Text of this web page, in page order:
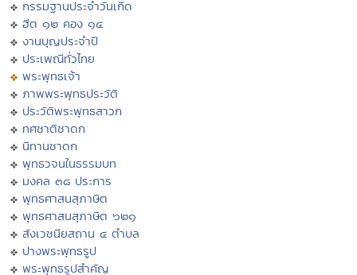
กรรมฐานประจำวันเกิด
ฮีต ๑๒ คอง ๑๔
งานบุญประจำปี
ประเพณีทั่วไทย
พระพุทธเจ้า
ภาพพระพุทธประวัติ
ประวัติพระพุทธสาวก
ทศชาติชาดก
นิทานชาดก
พุทธวจนในธรรมบท
มงคล ๓๘ ประการ
พุทธศาสนสุภาษิต
พุทธศาสนสุภาษิต ๖๒๑
สังเวชนียสถาน ๔ ตำบล
ปางพระพุทธรูป
พระพุทธรูปสำคัญ